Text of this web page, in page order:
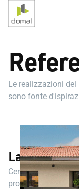
Le realizzazioni
sono fonte
Lasciati
Cerchi ispirazione?
progetto e hai